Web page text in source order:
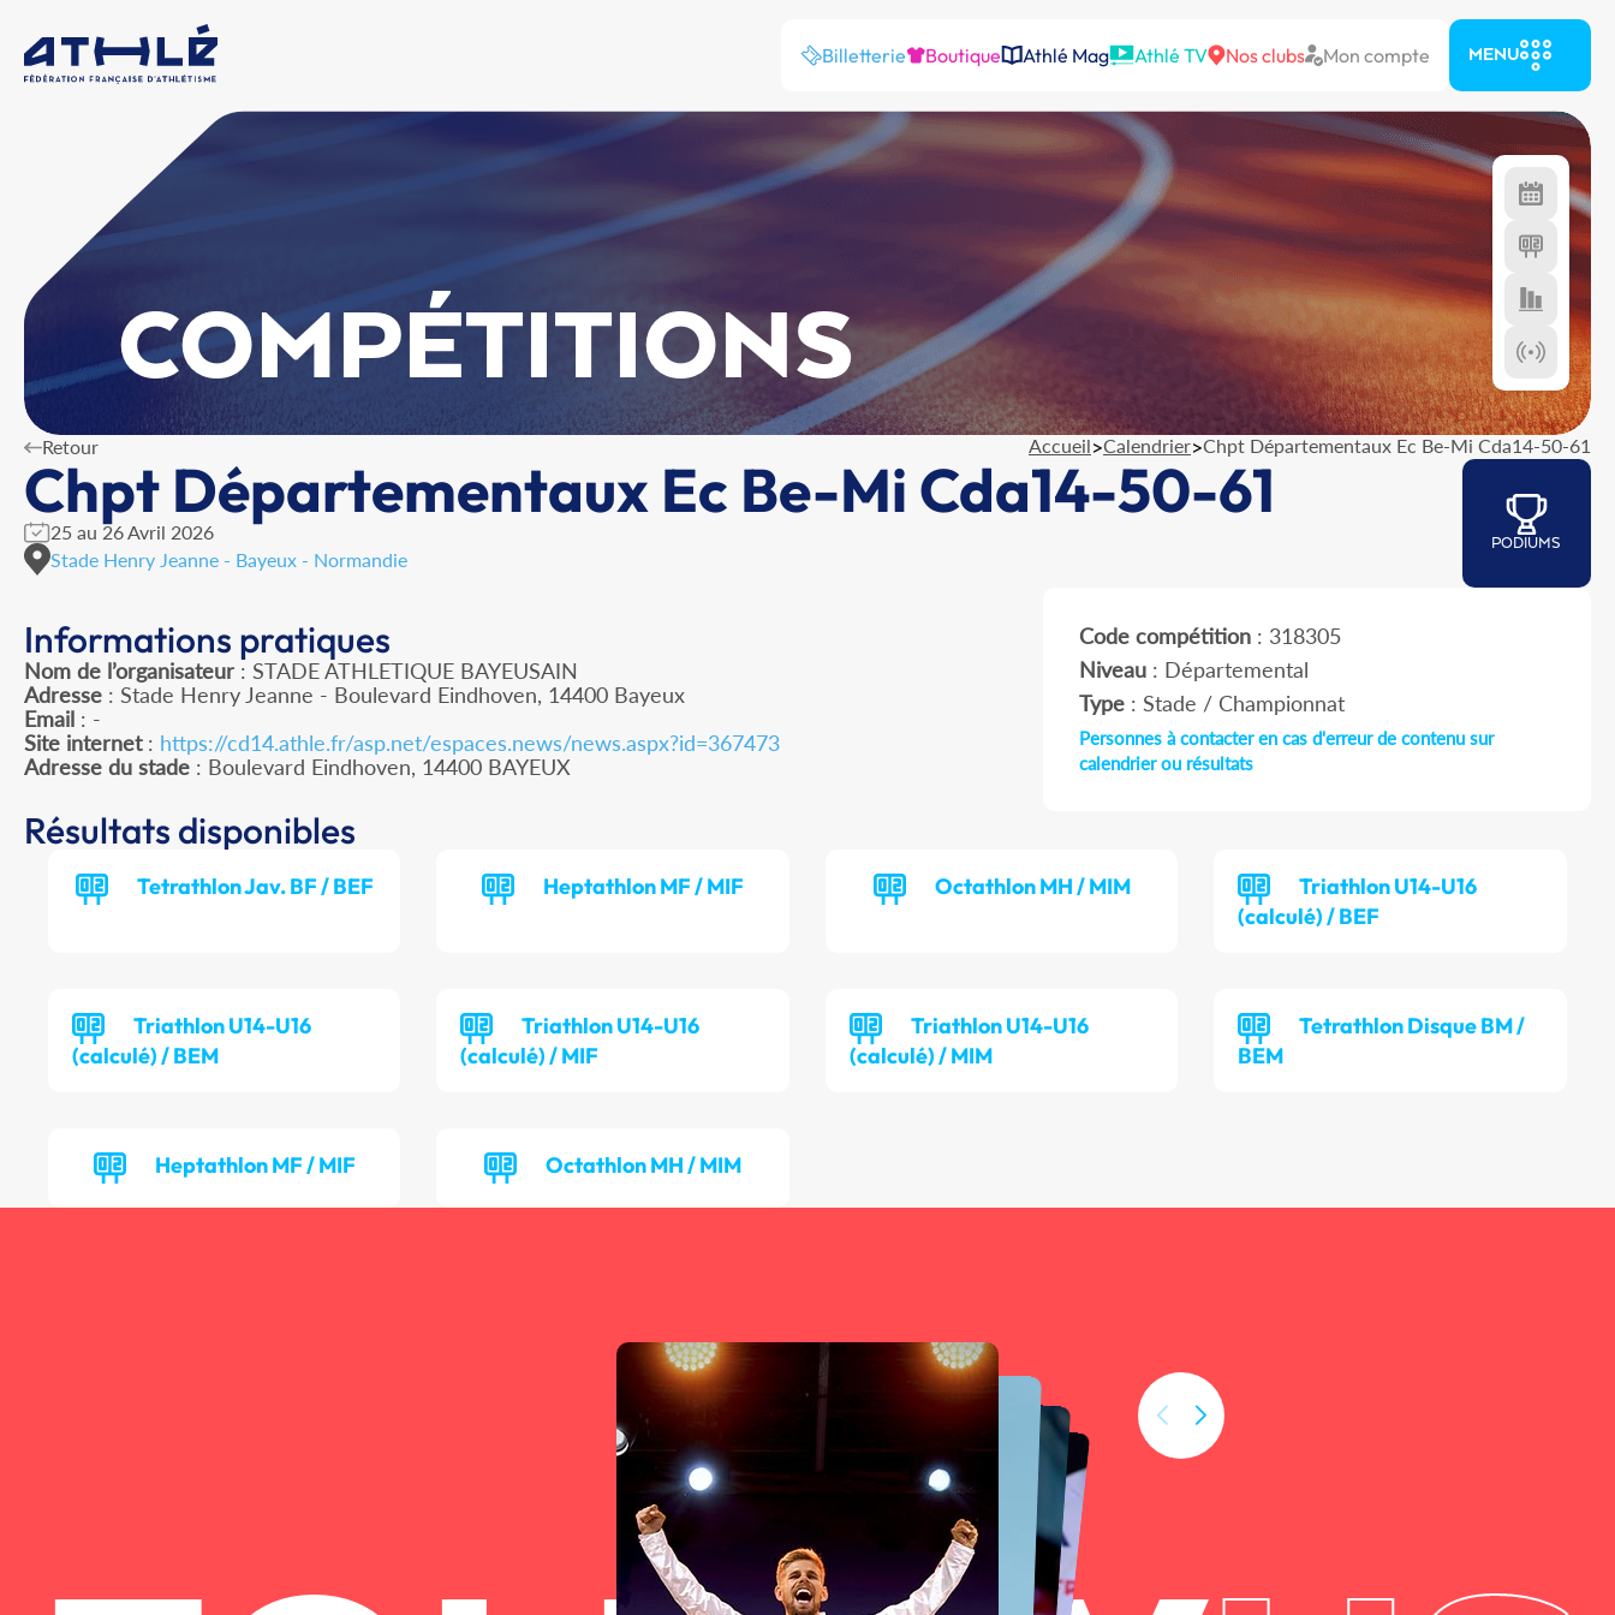
Billetterie Boutique Athlé Mag Athlé TV Nos clubs Mon compte MENU
COMPÉTITIONS
Retour Accueil>Calendrier>Chpt Départementaux Ec Be-Mi Cda14-50-61
Chpt Départementaux Ec Be-Mi Cda14-50-61
25 au 26 Avril 2026
Stade Henry Jeanne - Bayeux - Normandie
PODIUMS
Informations pratiques
Nom de l’organisateur : STADE ATHLETIQUE BAYEUSAIN
Adresse : Stade Henry Jeanne - Boulevard Eindhoven, 14400 Bayeux
Email : -
Site internet: https://cd14.athle.fr/asp.net/espaces.news/news.aspx?id=367473
Adresse du stade : Boulevard Eindhoven, 14400 BAYEUX
Code compétition: 318305
Niveau: Départemental
Type: Stade / Championnat
Personnes à contacter en cas d'erreur de contenu sur
calendrier ou résultats
Résultats disponibles
Tetrathlon Jav. BF / BEF Heptathlon MF / MIF Octathlon MH / MIM
Triathlon U14-U16
(calculé) / BEF
Triathlon U14-U16
(calculé) / BEM
Triathlon U14-U16
(calculé) / MIF
Triathlon U14-U16
(calculé) / MIM
Tetrathlon Disque BM /
BEM
Heptathlon MF / MIF Octathlon MH / MIM